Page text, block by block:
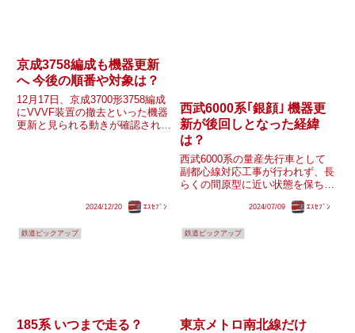
京成3758編成も機器更新
へ 今後の順番や対象は？
12月17日、京成3700形3758編成
にVVVF装置の撤去といった機器
更新と見られる動きが確認されま
2024/12/20 ｴｽｾﾌﾞﾝ
西武6000系｢銀顔｣ 機器更
新が後回しとなった経緯
は？
西武6000系の量産先行車として
副都心線対応工事が行われず、長
らくの間原型に近い状態を保ち新
6102F。その姿から｢銀顔｣や｢銀
示機や当時池袋線所属6000系の
2024/07/09 ｴｽｾﾌﾞﾝ
鉄道ピックアップ
185系 いつまで走る？
鉄道ピックアップ
東京メトロ南北線だけ